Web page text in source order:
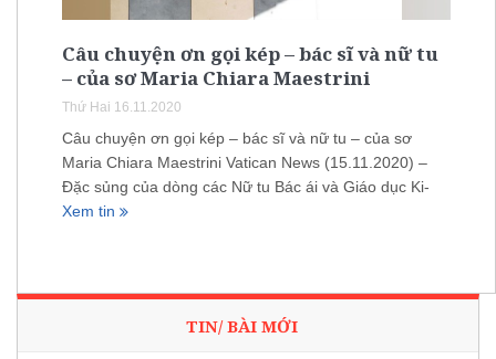
Câu chuyện ơn gọi kép – bác sĩ và nữ tu
– của sơ Maria Chiara Maestrini
Thứ Hai 16.11.2020
Câu chuyện ơn gọi kép – bác sĩ và nữ tu – của sơ
Maria Chiara Maestrini Vatican News (15.11.2020) –
Đặc sủng của dòng các Nữ tu Bác ái và Giáo dục Ki-
Xem tin
TIN/ BÀI MỚI